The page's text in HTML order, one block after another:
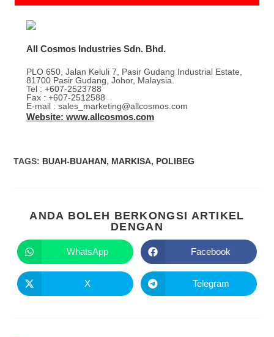
All Cosmos Industries Sdn. Bhd.
PLO 650, Jalan Keluli 7, Pasir Gudang Industrial Estate,
81700 Pasir Gudang, Johor, Malaysia.
Tel : +607-2523788
Fax : +607-2512588
E-mail : sales_marketing@allcosmos.com
Website: www.allcosmos.com
TAGS: BUAH-BUAHAN, MARKISA, POLIBEG
ANDA BOLEH BERKONGSI ARTIKEL
DENGAN
WhatsApp Facebook
X Telegram